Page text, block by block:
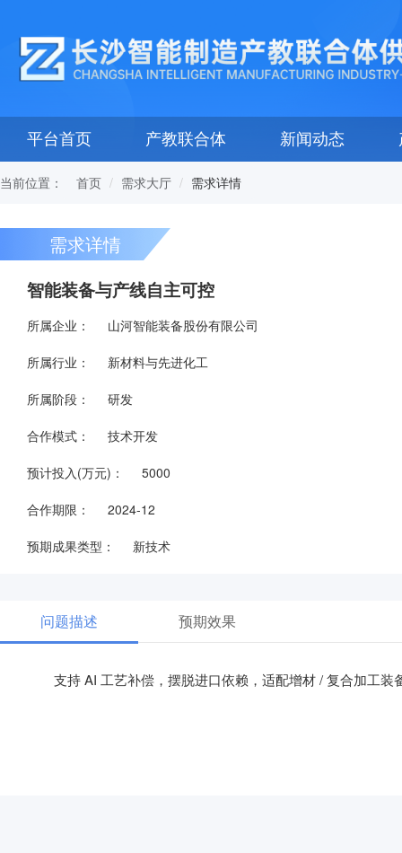
平台首页 产教联合体 新闻动态
当前位置： 首页 需求大厅 需求详情
需求详情
智能装备与产线自主可控
所属企业： 山河智能装备股份有限公司
所属行业： 新材料与先进化工
所属阶段： 研发
合作模式： 技术开发
预计投入(万元)： 5000
合作期限： 2024-12
预期成果类型： 新技术
问题描述 预期效果
支持 AI 工艺补偿，摆脱进口依赖，适配增材 / 复合加工装